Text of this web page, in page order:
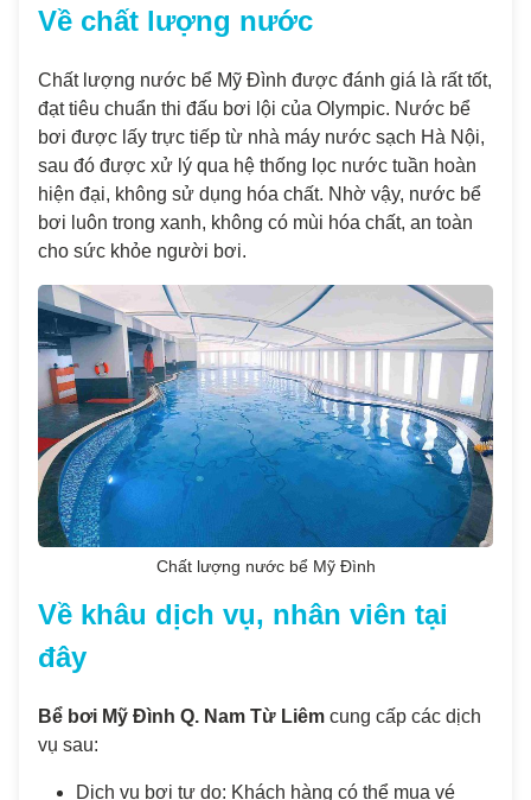
Về chất lượng nước
Chất lượng nước bể Mỹ Đình được đánh giá là rất tốt,
đạt tiêu chuẩn thi đấu bơi lội của Olympic. Nước bể
bơi được lấy trực tiếp từ nhà máy nước sạch Hà Nội,
sau đó được xử lý qua hệ thống lọc nước tuần hoàn
hiện đại, không sử dụng hóa chất. Nhờ vậy, nước bể
bơi luôn trong xanh, không có mùi hóa chất, an toàn
cho sức khỏe người bơi.
Chất lượng nước bể Mỹ Đình
Về khâu dịch vụ, nhân viên tại
đây
Bể bơi Mỹ Đình Q. Nam Từ Liêm cung cấp các dịch
vụ sau:
Dịch vụ bơi tự do: Khách hàng có thể mua vé